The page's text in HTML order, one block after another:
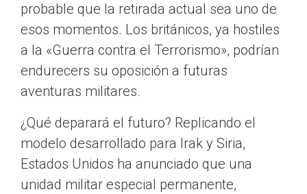
probable que la retirada actual sea uno de
esos momentos. Los británicos, ya hostiles
a la «Guerra contra el Terrorismo», podrían
endurecers su oposición a futuras
aventuras militares.
¿Qué deparará el futuro? Replicando el
modelo desarrollado para Irak y Siria,
Estados Unidos ha anunciado que una
unidad militar especial permanente,